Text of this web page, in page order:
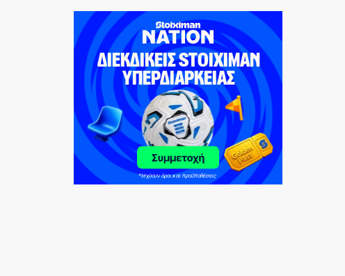
Η αλήθεια για τη σχέση Βαρβιτσιώτη –
Μητσοτάκη
6|08|2026 | 21:26
Με μισθούς Βαλκανίων και τιμές δυτικής
Ευρώπης!
6|08|2026 | 21:25
Λιβάι Γκαρσία: Να πετύχουμε τους
στόχους μας στο τέλος της σεζόν
6|08|2026 | 21:20